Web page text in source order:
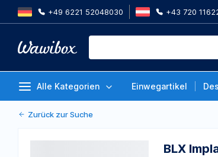
+49 6221 52048030 +43 720
Alle Kategorien Einwegartikel
Von Straumann
Zurück zur Suche
BLX